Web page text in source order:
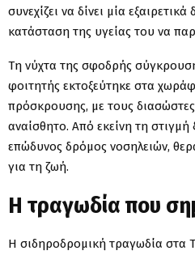
συνεχίζει να δίνει μία
κατάσταση της υγείας του να
Τη νύχτα της σφοδρής
φοιτητής εκτοξεύτηκε στα
πρόσκρουσης, με τους διασώστες
αναίσθητο. Από εκείνη τη στιγμή
επώδυνος δρόμος νοσηλειών,
για τη ζωή.
Η τραγωδία που
Η σιδηροδρομική τραγωδία στα